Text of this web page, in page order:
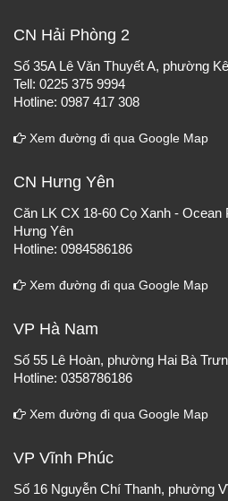
CN Hải Phòng 2
Số 35A Lê Văn Thuyết A, phường
Tell: 0225 375 9994
Hotline: 0987 417 308
Xem đường đi qua Google Map
CN Hưng Yên
Căn LK CX 18-60 Cọ Xanh - Ocean
Hưng Yên
Hotline: 0984586186
Xem đường đi qua Google Map
VP Hà Nam
Số 55 Lê Hoàn, phường Hai Bà
Hotline: 0358786186
Xem đường đi qua Google Map
VP Vĩnh Phúc
Số 16 Nguyễn Chí Thanh, phường